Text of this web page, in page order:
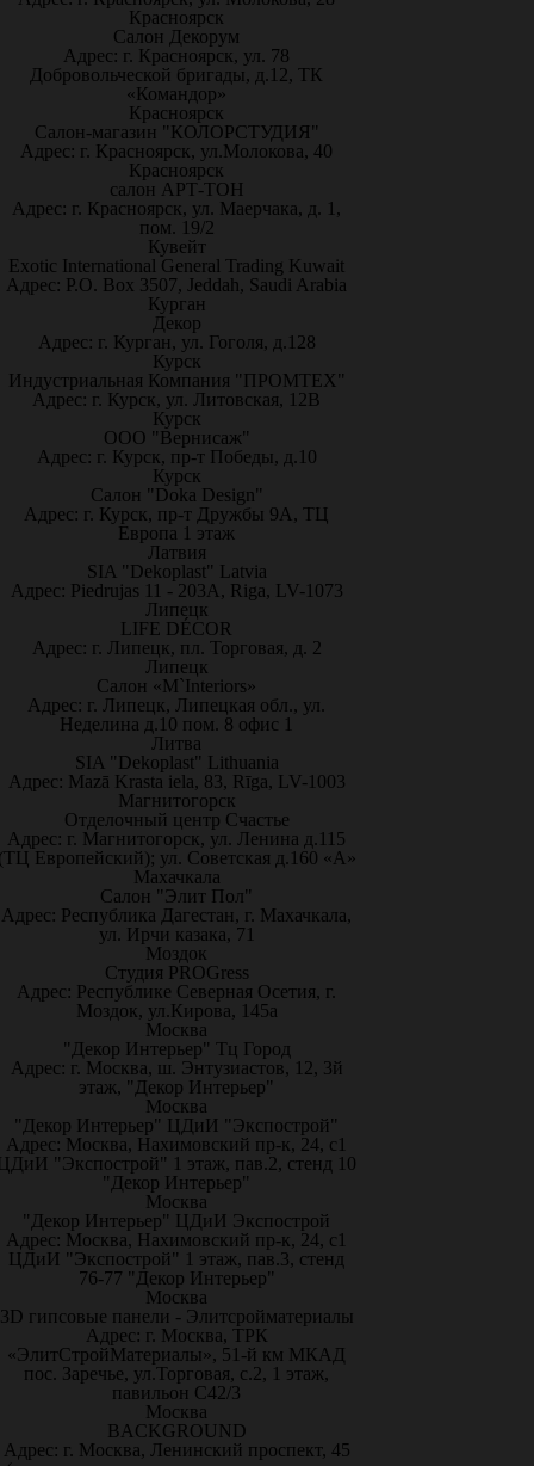
Красноярск
Салон Декорум
Адрес: г. Красноярск, ул. 78
Добровольческой бригады, д.12, ТК
«Командор»
Красноярск
Салон-магазин "КОЛОРСТУДИЯ"
Адрес: г. Красноярск, ул.Молокова, 40
Красноярск
салон АРТ-ТОН
Адрес: г. Красноярск, ул. Маерчака, д. 1,
пом. 19/2
Кувейт
Exotic International General Trading Kuwait
Адрес: P.O. Box 3507, Jeddah, Saudi Arabia
Курган
Декор
Адрес: г. Курган, ул. Гоголя, д.128
Курск
Индустриальная Компания "ПРОМТЕХ"
Адрес: г. Курск, ул. Литовская, 12В
Курск
ООО "Вернисаж"
Адрес: г. Курск, пр-т Победы, д.10
Курск
Салон "Doka Design"
Адрес: г. Курск, пр-т Дружбы 9А, ТЦ
Европа 1 этаж
Латвия
SIA "Dekoplast" Latvia
Адрес: Piedrujas 11 - 203A, Riga, LV-1073
Липецк
LIFE DÉCOR
Адрес: г. Липецк, пл. Торговая, д. 2
Липецк
Салон «M`Interiors»
Адрес: г. Липецк, Липецкая обл., ул.
Неделина д.10 пом. 8 офис 1
Литва
SIA "Dekoplast" Lithuania
Адрес: Mazā Krasta iela, 83, Rīga, LV-1003
Магнитогорск
Отделочный центр Счастье
Адрес: г. Магнитогорск, ул. Ленина д.115
Европейский); ул. Советская д.160 «А»
Махачкала
Салон "Элит Пол"
Адрес: Республика Дагестан, г. Махачкала,
ул. Ирчи казака, 71
Моздок
Студия PROGress
Адрес: Республике Северная Осетия, г.
Моздок, ул.Кирова, 145а
Москва
"Декор Интерьер" Тц Город
Адрес: г. Москва, ш. Энтузиастов, 12, 3й
этаж, "Декор Интерьер"
Москва
"Декор Интерьер" ЦДиИ "Экспострой"
Адрес: Москва, Нахимовский пр-к, 24, с1
"Экспострой" 1 этаж, пав.2, стенд 10
"Декор Интерьер"
Москва
"Декор Интерьер" ЦДиИ Экспострой
Адрес: Москва, Нахимовский пр-к, 24, с1
ЦДиИ "Экспострой" 1 этаж, пав.3, стенд
76-77 "Декор Интерьер"
Москва
3D гипсовые панели - Элитсройматериалы
Адрес: г. Москва, ТРК
«ЭлитСтройМатериалы», 51-й км МКАД
пос. Заречье, ул.Торговая, с.2, 1 этаж,
павильон С42/3
Москва
BACKGROUND
Адрес: г. Москва, Ленинский проспект, 45